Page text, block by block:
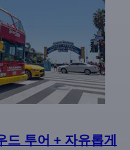
투어 + 자유롭게